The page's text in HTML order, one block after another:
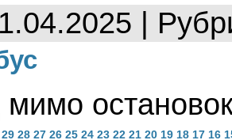
|
мимо
29 28 27 26 25 24 23 22 21 20 19 18 17 16